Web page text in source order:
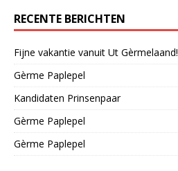
RECENTE BERICHTEN
Fijne vakantie vanuit Ut Gèrmelaand!
Gèrme Paplepel
Kandidaten Prinsenpaar
Gèrme Paplepel
Gèrme Paplepel